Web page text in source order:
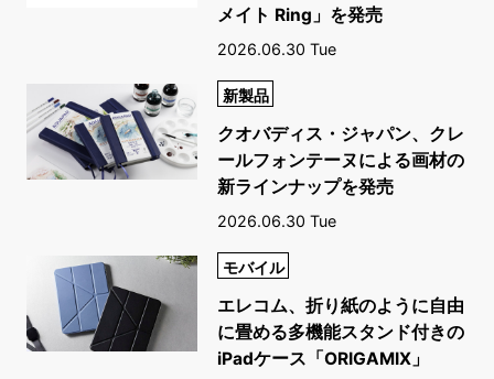
メイト Ring」を発売
2026.06.30 Tue
新製品
クオバディス・ジャパン、クレ
ールフォンテーヌによる画材の
新ラインナップを発売
2026.06.30 Tue
モバイル
エレコム、折り紙のように自由
に畳める多機能スタンド付きの
iPadケース「ORIGAMIX」